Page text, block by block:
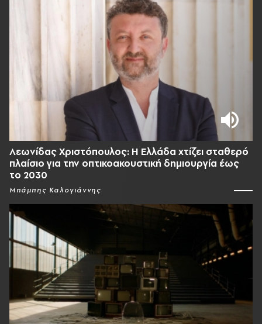
Λεωνίδας Χριστόπουλος: Η Ελλάδα χτίζει σταθερό
πλαίσιο για την οπτικοακουστική δημιουργία έως
το 2030
Μπάμπης Καλογιάννης